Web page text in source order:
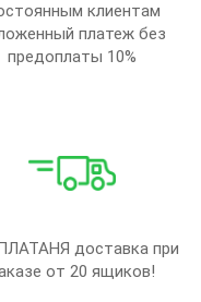
клиентам
платеж без
предоплаты 10%
доставка при
от 20 ящиков!